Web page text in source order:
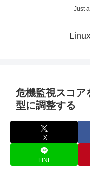
Just
危機監視スコア
型に調整する
X
LINE